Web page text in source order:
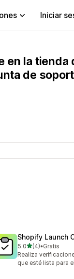
Iniciar
en la tienda
de
Shopify Launch
5.0de 5 estrellas
(4)
4 reseñas en total
•Gratis
Realiza
que esté lista para